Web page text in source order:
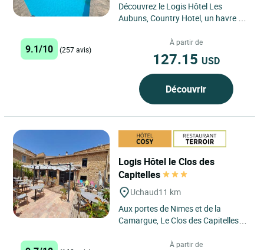
Découvrez le Logis Hôtel Les
Aubuns, Country Hotel, un havre de
quelques encablures des...
9.1/10 (257 avis)
À partir de
127.15 USD
Découvrir
Logis Hôtel le Clos des
Capitelles
Uchaud11 km
Aux portes de Nimes et de la
Camargue, Le Clos des Capitelles
charme . Composé de 12
À partir de